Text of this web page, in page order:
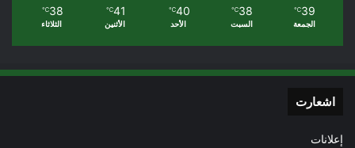
39
℃
الجمعة
38
℃
السبت
40
℃
الأحد
41
℃
الأثنين
38
℃
الثلاثاء
اشعارت
إعلانات